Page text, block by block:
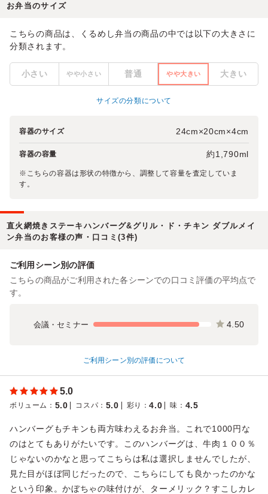
お弁当のサイズ
こちらの商品は、くるめし弁当の商品の中では以下の大きさに
分類されます。
小さい やや小さい 普通 やや大きい 大きい
サイズの分類について
容器のサイズ 24cm×20cm×4cm
容器の容量 約1,790ml
※こちらの容器は形状の特徴から、調整して容量を査定していま
す。
直火網焼きステーキハンバーグ&グリル・ド・チキン ダブルメイ
ン弁当のお客様の声・口コミ(3件)
ご利用シーン別の評価
こちらの商品がご利用された各シーンでの口コミ評価の平均点で
す。
会議・セミナー 4.50
ご利用シーン別の評価について
5.0
ボリューム ： 5.0 コスパ ： 5.0 彩り ：4.0 味 ： 4.5
ハンバーグもチキンも両方味わえるお弁当。これで1000円な
のはとてもありがたいです。このハンバーグは、牛肉１００％
じゃないのかなと思ってこちらは私は選択しませんでしたが、
見た目がほぼ同じだったので、こちらにしても良かったのかな
という印象。かぼちゃの味付けが、ターメリック？すこしカレ